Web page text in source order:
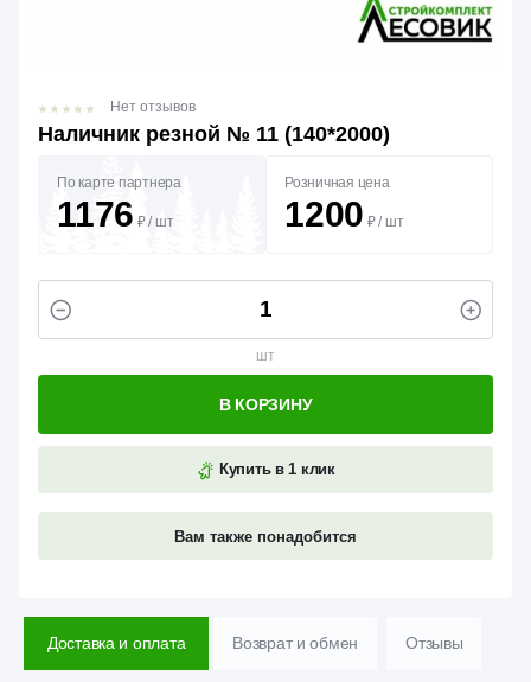
Наличник резной № 11 (140*2000)
Нет отзывов
По карте партнера
1176 ₽/ шт
Розничная цена
1200 ₽/ шт
шт
Купить в 1 клик
Вам также понадобится
В КОРЗИНУ
Доставка и оплата Возврат и обмен Отзывы